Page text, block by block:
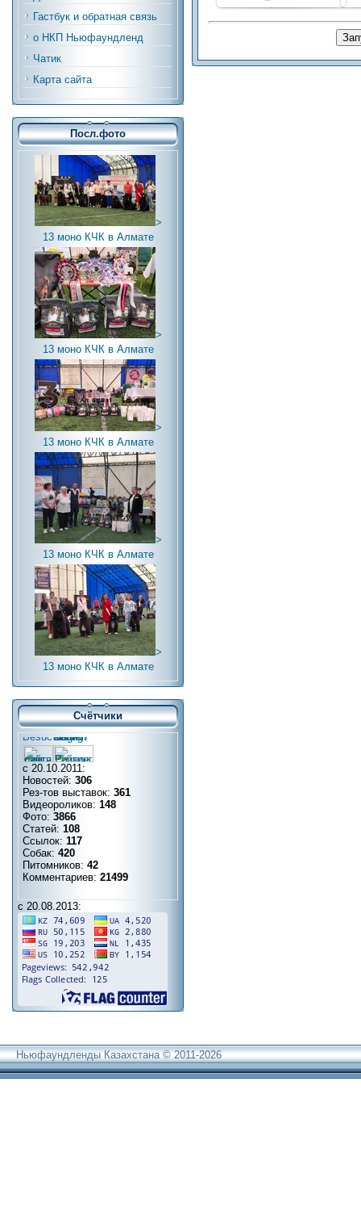
Гастбук и обратная связь
о НКП Ньюфаундленд
Чатик
Карта сайта
Посл.фото
>
13 моно КЧК в Алмате
>
13 моно КЧК в Алмате
>
13 моно КЧК в Алмате
>
13 моно КЧК в Алмате
>
13 моно КЧК в Алмате
Счётчики
с 20.10.2011:
Новостей: 306
Рез-тов выставок: 361
Видеороликов: 148
Фото: 3866
Статей: 108
Ссылок: 117
Собак: 420
Питомников: 42
Комментариев: 21499
с 20.08.2013:
Ньюфаундленды Казахстана © 2011-2026